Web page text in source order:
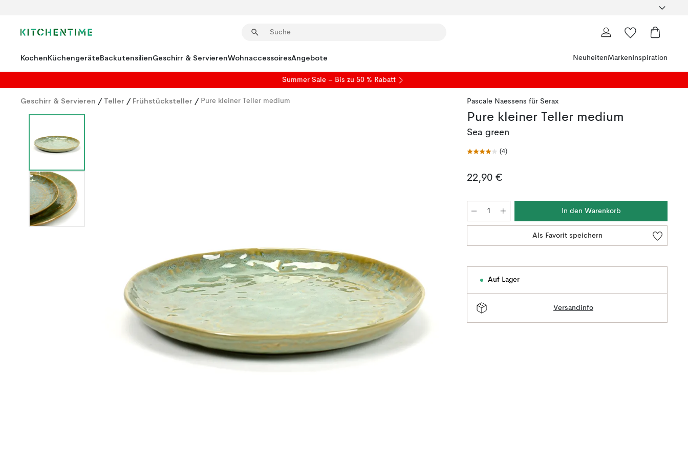
KochenKüchengeräteBackutensilienGeschirr & ServierenWohnaccessoiresAngebote NeuheitenMarken Inspiration
Summer Sale – Bis zu 50 % Rabatt
Geschirr & Servieren / Teller / Frühstücksteller / Pure kleiner Teller medium Pascale Naessens für Serax
Pure kleiner Teller medium
Sea green
(4)
22,90 €
In den Warenkorb
Als Favorit speichern
Auf Lager
Versandinfo